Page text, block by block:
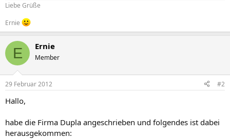
Liebe Grüße
Ernie
E Ernie
Member
29 Februar 2012 #2
Hallo,
habe die Firma Dupla angeschrieben und folgendes ist dabei
herausgekommen: